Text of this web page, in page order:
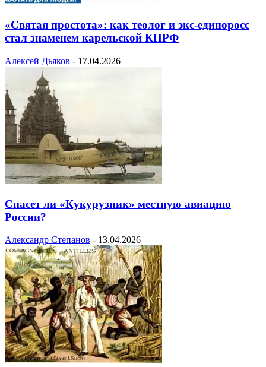
«Святая простота»: как теолог и экс-единоросс
стал знаменем карельской КПРФ
Алексей Дьяков - 17.04.2026
Спасет ли «Кукурузник» местную авиацию
России?
Александр Степанов - 13.04.2026